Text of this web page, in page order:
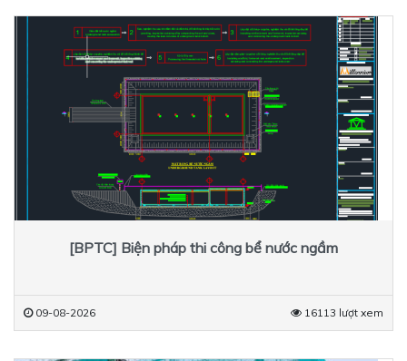
[BPTC] Biện pháp thi công bể nước ngầm
09-08-2026 16113 lượt xem